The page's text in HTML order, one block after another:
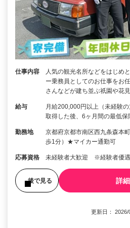
仕事内容
人気の観光名所などをはじめ
ー乗務員としてのお仕事をお
さんなどが建ち並ぶ祇園や花
給与
月給200,000円以上（未経験
取得した後、6ヶ月間の最低
勤務地
京都府京都市南区西九条森本
歩1分）★マイカー通勤可
応募資格 未経験者大歓迎 ※経験者優遇
後で見る 詳
更新日：